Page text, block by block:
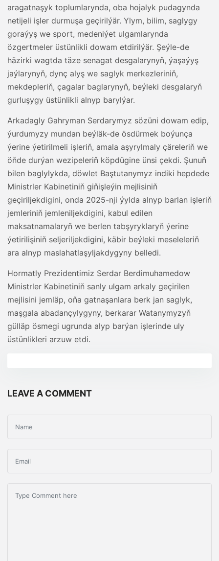
aragatnaşyk toplumlarynda, oba hojalyk pudagynda
netijeli işler durmuşa geçirilýär. Ylym, bilim, saglygy
goraýyş we sport, medeniýet ulgamlarynda
özgertmeler üstünlikli dowam etdirilýär. Şeýle-de
häzirki wagtda täze senagat desgalarynyň, ýaşaýyş
jaýlarynyň, dynç alyş we saglyk merkezleriniň,
mekdepleriň, çagalar baglarynyň, beýleki desgalaryň
gurluşygy üstünlikli alnyp barylýar.
Arkadagly Gahryman Serdarymyz sözüni dowam edip,
ýurdumyzy mundan beýläk-de ösdürmek boýunça
ýerine ýetirilmeli işleriň, amala aşyrylmaly çäreleriň we
öňde durýan wezipeleriň köpdügine ünsi çekdi. Şunuň
bilen baglylykda, döwlet Baştutanymyz indiki hepdede
Ministrler Kabinetiniň giňişleýin mejlisiniň
geçiriljekdigini, onda 2025-nji ýylda alnyp barlan işleriň
jemleriniň jemleniljekdigini, kabul edilen
maksatnamalaryň we berlen tabşyryklaryň ýerine
ýetirilişiniň seljeriljekdigini, käbir beýleki meseleleriň
ara alnyp maslahatlaşyljakdygyny belledi.
Hormatly Prezidentimiz Serdar Berdimuhamedow
Ministrler Kabinetiniň sanly ulgam arkaly geçirilen
mejlisini jemläp, oňa gatnaşanlara berk jan saglyk,
maşgala abadançylygyny, berkarar Watanymyzyň
gülläp ösmegi ugrunda alyp barýan işlerinde uly
üstünlikleri arzuw etdi.
LEAVE A COMMENT